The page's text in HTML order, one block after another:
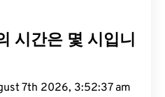
시간은 몇 시입니
7th 2026, 3:52:38 am